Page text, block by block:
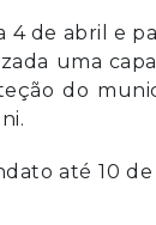
de abril e
uma
do
até 10